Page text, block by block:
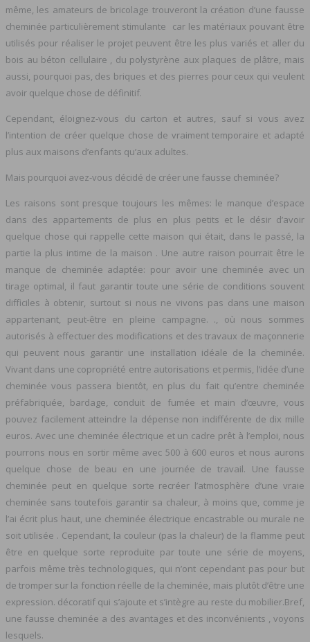
même, les amateurs de bricolage trouveront la création d’une fausse
cheminée particulièrement stimulante car les matériaux pouvant être
utilisés pour réaliser le projet peuvent être les plus variés et aller du
bois au béton cellulaire , du polystyrène aux plaques de plâtre, mais
aussi, pourquoi pas, des briques et des pierres pour ceux qui veulent
avoir quelque chose de définitif.
Cependant, éloignez-vous du carton et autres, sauf si vous avez
l’intention de créer quelque chose de vraiment temporaire et adapté
plus aux maisons d’enfants qu’aux adultes.
Mais pourquoi avez-vous décidé de créer une fausse cheminée?
Les raisons sont presque toujours les mêmes: le manque d’espace
dans des appartements de plus en plus petits et le désir d’avoir
quelque chose qui rappelle cette maison qui était, dans le passé, la
partie la plus intime de la maison . Une autre raison pourrait être le
manque de cheminée adaptée: pour avoir une cheminée avec un
tirage optimal, il faut garantir toute une série de conditions souvent
difficiles à obtenir, surtout si nous ne vivons pas dans une maison
appartenant, peut-être en pleine campagne. ., où nous sommes
autorisés à effectuer des modifications et des travaux de maçonnerie
qui peuvent nous garantir une installation idéale de la cheminée.
Vivant dans une copropriété entre autorisations et permis, l’idée d’une
cheminée vous passera bientôt, en plus du fait qu’entre cheminée
préfabriquée, bardage, conduit de fumée et main d’œuvre, vous
pouvez facilement atteindre la dépense non indifférente de dix mille
euros. Avec une cheminée électrique et un cadre prêt à l’emploi, nous
pourrons nous en sortir même avec 500 à 600 euros et nous aurons
quelque chose de beau en une journée de travail. Une fausse
cheminée peut en quelque sorte recréer l’atmosphère d’une vraie
cheminée sans toutefois garantir sa chaleur, à moins que, comme je
l’ai écrit plus haut, une cheminée électrique encastrable ou murale ne
soit utilisée . Cependant, la couleur (pas la chaleur) de la flamme peut
être en quelque sorte reproduite par toute une série de moyens,
parfois même très technologiques, qui n’ont cependant pas pour but
de tromper sur la fonction réelle de la cheminée, mais plutôt d’être une
expression. décoratif qui s’ajoute et s’intègre au reste du mobilier.Bref,
une fausse cheminée a des avantages et des inconvénients , voyons
lesquels.